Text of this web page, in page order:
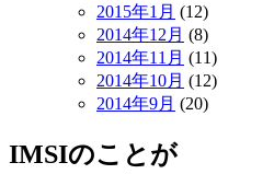
2015年1月 (12)
2014年12月 (8)
2014年11月 (11)
2014年10月 (12)
2014年9月 (20)
IMSIのことが